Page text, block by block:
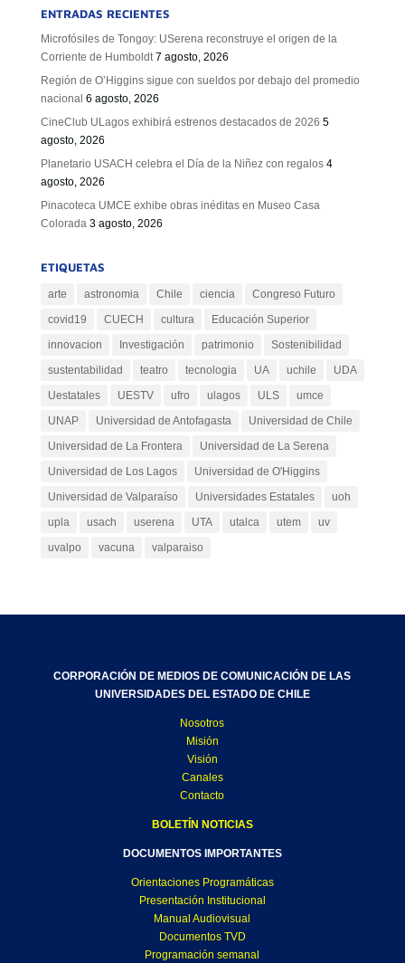
ENTRADAS RECIENTES
Microfósiles de Tongoy: USerena reconstruye el origen de la
Corriente de Humboldt 7 agosto, 2026
Región de O’Higgins sigue con sueldos por debajo del promedio
nacional 6 agosto, 2026
CineClub ULagos exhibirá estrenos destacados de 2026 5
agosto, 2026
Planetario USACH celebra el Día de la Niñez con regalos 4
agosto, 2026
Pinacoteca UMCE exhibe obras inéditas en Museo Casa
Colorada 3 agosto, 2026
ETIQUETAS
arte astronomia Chile ciencia
Congreso Futuro
covid19
CUECH cultura
Educación Superior
innovacion
Investigación patrimonio
Sostenibilidad
sustentabilidad
teatro tecnologia UA uchile
UDA
Uestatales
UESTV ufro ulagos ULS
umce
UNAP
Universidad de Antofagasta
Universidad de Chile
Universidad de La Frontera
Universidad de La Serena
Universidad de Los Lagos
Universidad de O'Higgins
Universidad de Valparaíso
Universidades Estatales
uoh
upla
usach userena UTA utalca utem
uv
uvalpo
vacuna valparaiso
CORPORACIÓN DE MEDIOS DE COMUNICACIÓN DE LAS
UNIVERSIDADES DEL ESTADO DE CHILE
Nosotros
Misión
Visión
Canales
Contacto
BOLETÍN NOTICIAS
DOCUMENTOS IMPORTANTES
Orientaciones Programáticas
Presentación Institucional
Manual Audiovisual
Documentos TVD
Programación semanal